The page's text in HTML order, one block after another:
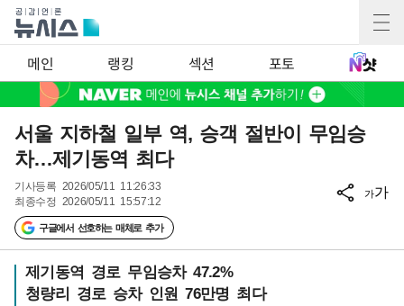
메인 랭킹 섹션 포토
서울 지하철 일부 역, 승객 절반이 무임승
차…제기동역 최다
기사등록 2026/05/11 11:26:33
최종수정 2026/05/11 15:57:12
구글에서 선호하는 매체로 추가
가가
제기동역 경로 무임승차 47.2%
청량리 경로 승차 인원 76만명 최다